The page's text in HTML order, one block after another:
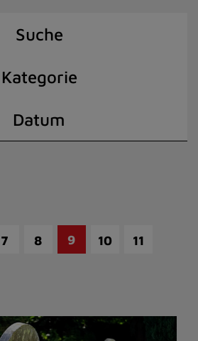
Suche
Kategorie
Datum
7 8 9 10
11